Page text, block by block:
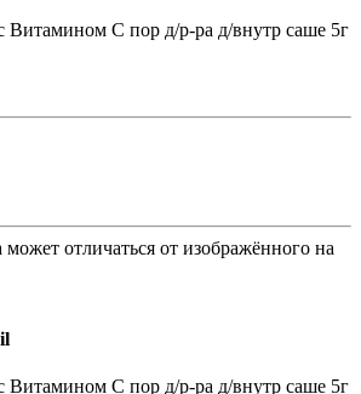
отличаться от изображённого на